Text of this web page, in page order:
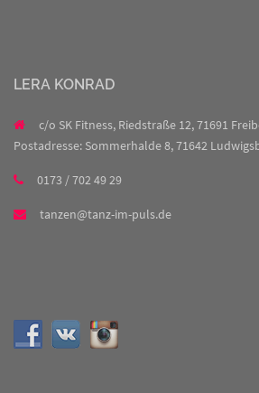
LERA KONRAD
c/o SK Fitness, Riedstraße 12, 71691
Postadresse: Sommerhalde 8, 71642
0173 / 702 49 29
tanzen@tanz-im-puls.de